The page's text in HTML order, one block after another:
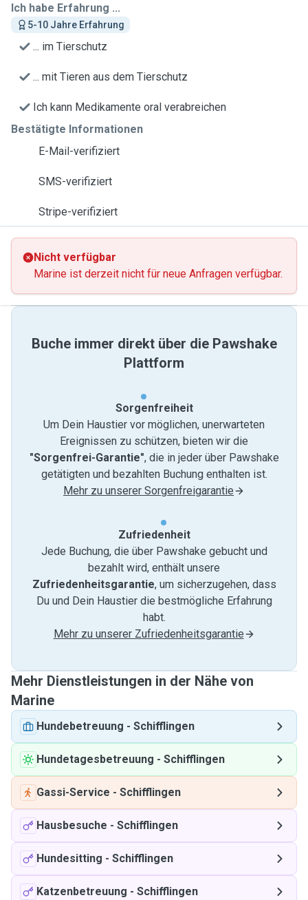
Ich habe Erfahrung ...
5-10 Jahre Erfahrung
... im Tierschutz
... mit Tieren aus dem Tierschutz
Ich kann Medikamente oral verabreichen
Bestätigte Informationen
E-Mail-verifiziert
SMS-verifiziert
Stripe-verifiziert
Nicht verfügbar
Marine ist derzeit nicht für neue Anfragen verfügbar.
Buche immer direkt über die Pawshake
Plattform
Sorgenfreiheit
Um Dein Haustier vor möglichen, unerwarteten
Ereignissen zu schützen, bieten wir die
"Sorgenfrei-Garantie", die in jeder über Pawshake
getätigten und bezahlten Buchung enthalten ist.
Mehr zu unserer Sorgenfreigarantie
Zufriedenheit
Jede Buchung, die über Pawshake gebucht und
bezahlt wird, enthält unsere
Zufriedenheitsgarantie, um sicherzugehen, dass
Du und Dein Haustier die bestmögliche Erfahrung
habt.
Mehr zu unserer Zufriedenheitsgarantie
Mehr Dienstleistungen in der Nähe von
Marine
Hundebetreuung - Schifflingen
Hundetagesbetreuung - Schifflingen
Gassi-Service - Schifflingen
Hausbesuche - Schifflingen
Hundesitting - Schifflingen
Katzenbetreuung - Schifflingen